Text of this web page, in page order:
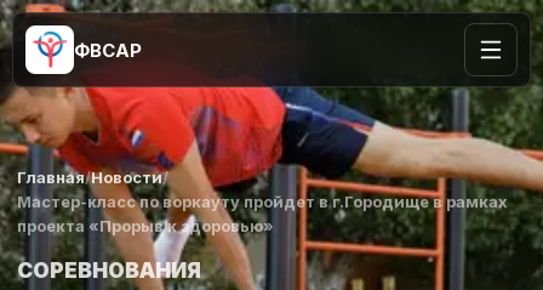
ФВСАР
Главная/Новости/
Мастер-класс по воркауту пройдет в г.Городище в рамках
проекта «Прорыв к здоровью»
СОРЕВНОВАНИЯ